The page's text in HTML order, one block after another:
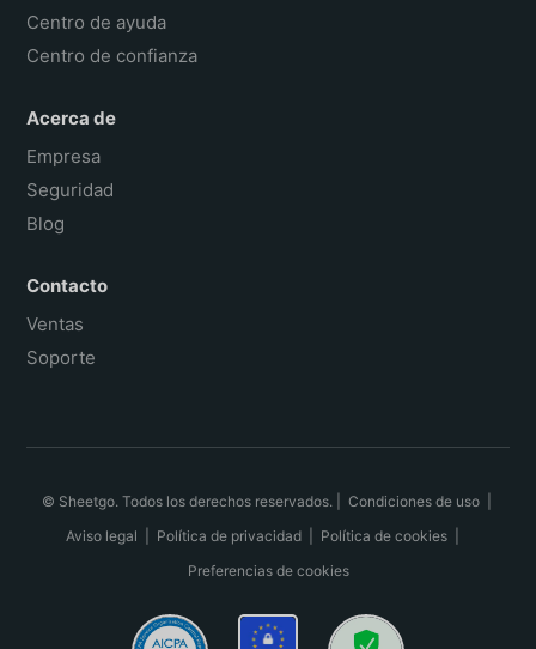
Centro de ayuda
Centro de confianza
Acerca de
Empresa
Seguridad
Blog
Contacto
Ventas
Soporte
© Sheetgo. Todos los derechos reservados. | Condiciones de uso|
Aviso legal
Política de privacidad Política de cookies
Preferencias de cookies